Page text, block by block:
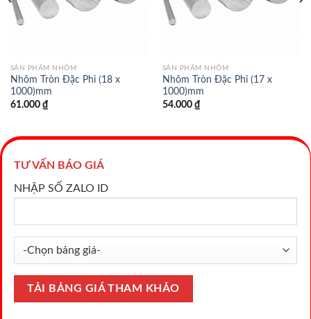
SẢN PHẨM NHÔM
Nhôm Tròn Đặc Phi (18 x
1000)mm
61.000 ₫
SẢN PHẨM NHÔM
Nhôm Tròn Đặc Phi (17 x
1000)mm
54.000 ₫
TƯ VẤN BÁO GIÁ
NHẬP SỐ ZALO ID